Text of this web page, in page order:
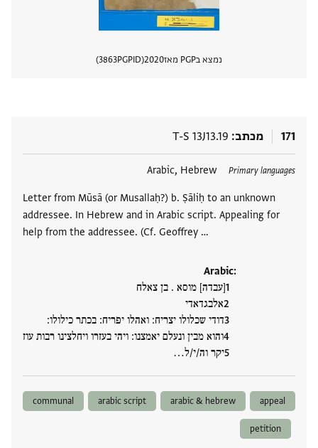
נמצא בPGP מאז 2020
PGPID
3863
171 מכתב T-S 13J13.19
Primary languages
Arabic, Hebrew
Letter from Mūsā (or Musallaḥ?) b. Ṣāliḥ to an unknown
addressee. In Hebrew and in Arabic script. Appealing for
help from the addressee. (Cf. Geoffrey …
Arabic:
[עבדה] מוסא . בן צאלח
אלבגדאדי
דודי שכלולו יצריח: ואהלו יפריח: בכתר כילולו:
והוא מבין ונעלם יאמצנו: ויהי בעזרו ויחלצינו רבות עוז
יקר וה/י/ל‮…
תגים
appeal
arabic & hebrew
arabic script
communal
petition